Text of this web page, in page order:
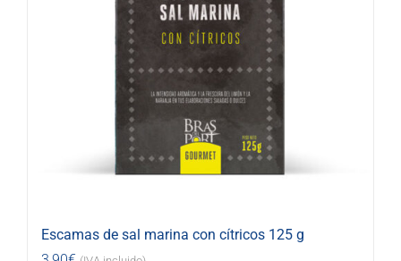
Escamas de sal marina con cítricos 125 g